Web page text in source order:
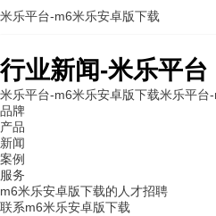
行业新闻-米乐平台
米乐平台-m6米乐安卓版下载米乐平台
品牌
产品
新闻
案例
服务
m6米乐安卓版下载的人才招聘
联系m6米乐安卓版下载
米乐平台-m6米乐安卓版下载